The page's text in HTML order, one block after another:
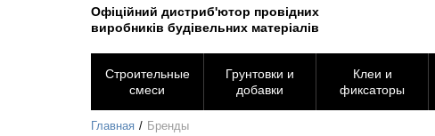
Офіційний дистриб'ютор провідних
виробників будівельних матеріалів
Строительные
смеси
Грунтовки и
добавки
Клеи и
фиксаторы
Главная Бренды